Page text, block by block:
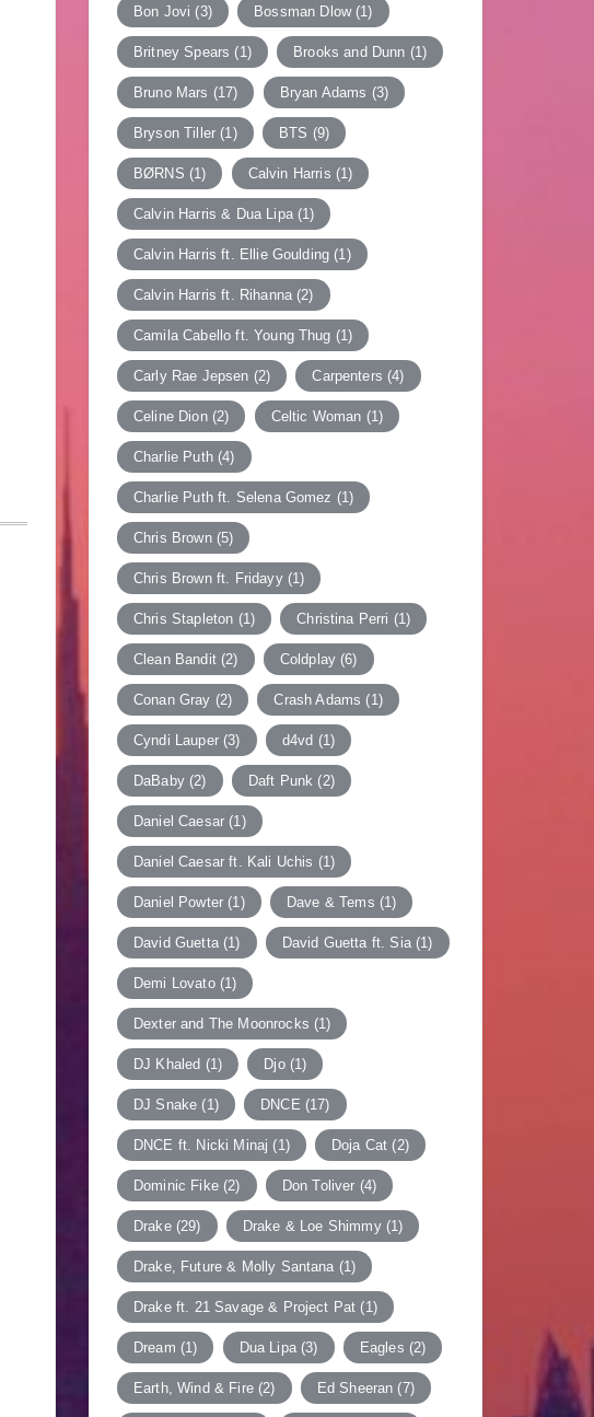
Bon Jovi (3) Bossman Dlow(1)
Britney Spears (1) Brooks and Dunn (1)
Bruno Mars (17) Bryan Adams (3)
Bryson Tiller (1) BTS (9)
BØRNS (1) Calvin Harris (1)
Calvin Harris & Dua Lipa(1)
Calvin Harris ft. Ellie Goulding (1)
Calvin Harris ft. Rihanna (2)
Camila Cabello ft. Young Thug (1)
Carly Rae Jepsen (2) Carpenters (4)
Celine Dion(2) Celtic Woman (1)
Charlie Puth(4)
Charlie Puth ft. Selena Gomez (1)
Chris Brown(5)
Chris Brown ft. Fridayy(1)
Chris Stapleton (1) Christina Perri (1)
Clean Bandit(2) Coldplay (6)
Conan Gray (2) Crash Adams (1)
Cyndi Lauper(3) d4vd (1)
DaBaby(2) Daft Punk (2)
Daniel Caesar (1)
Daniel Caesar ft. Kali Uchis (1)
Daniel Powter (1) Dave & Tems (1)
David Guetta(1) David Guetta ft. Sia(1)
Demi Lovato(1)
Dexter and The Moonrocks (1)
DJ Khaled (1) Djo(1)
DJ Snake (1) DNCE (17)
DNCE ft. Nicki Minaj (1) Doja Cat (2)
Dominic Fike(2) Don Toliver (4)
Drake(29) Drake & Loe Shimmy(1)
Drake, Future & Molly Santana (1)
Drake ft. 21 Savage & Project Pat (1)
Dream (1) Dua Lipa(3) Eagles (2)
Earth, Wind & Fire(2) Ed Sheeran (7)